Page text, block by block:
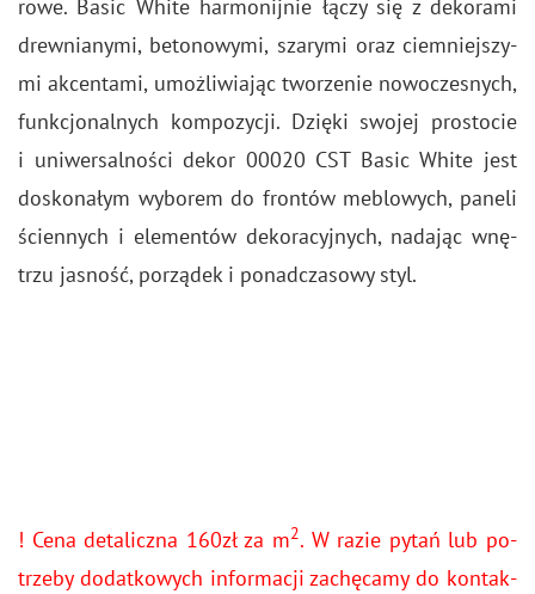
ro­we. Basic White har­mo­nij­nie łączy się z de­ko­ra­mi
drew­nia­ny­mi, be­to­no­wy­mi, sza­ry­mi oraz ciem­niej­szy­
mi ak­cen­ta­mi, umoż­li­wia­jąc two­rze­nie no­wo­cze­snych,
funk­cjo­nal­nych kom­po­zy­cji. Dzię­ki swo­jej pro­sto­cie
i uni­wer­sal­no­ści dekor 00020 CST Basic White jest
do­sko­na­łym wy­bo­rem do fron­tów me­blo­wych, pa­ne­li
ścien­nych i ele­men­tów de­ko­ra­cyj­nych, na­da­jąc wnę­
trzu ja­sność, po­rzą­dek i po­nad­cza­so­wy styl.
! Cena de­ta­licz­na 160zł za m2. W razie pytań lub po­
trze­by do­dat­ko­wych in­for­ma­cji za­chę­ca­my do kon­tak­